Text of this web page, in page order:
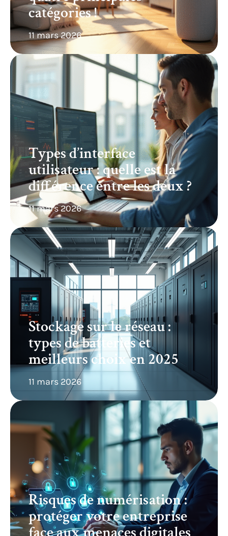
catégories !
11 mars 2026
Types d’interface
utilisateur : quelle est la
différence entre les deux ?
11 mars 2026
Stockage sur le réseau :
types de batteries et
meilleurs choix en 2025
11 mars 2026
Risques de numérisation :
protéger votre entreprise